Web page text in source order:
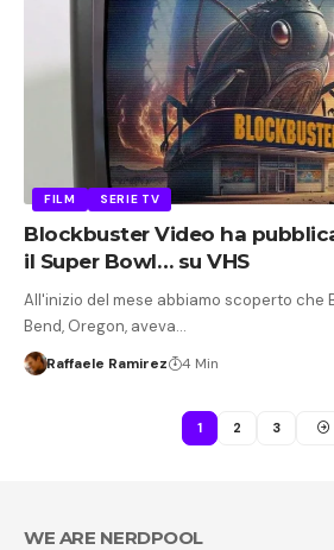
FILM SERIE TV
Blockbuster Video ha
il Super Bowl… su VHS
All'inizio del mese abbiamo scoperto che
Bend, Oregon, aveva…
Raffaele Ramirez 4 Min
1 2 3
WE ARE NERDPOOL